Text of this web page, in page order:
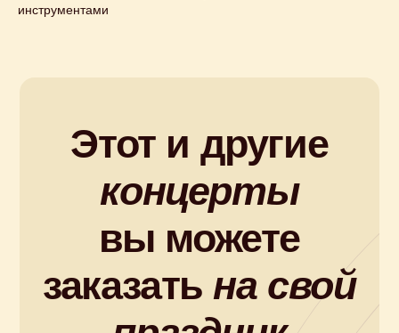
инструментами